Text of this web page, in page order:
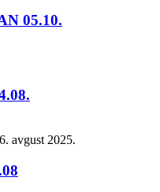
05.10.
avgust 2025.